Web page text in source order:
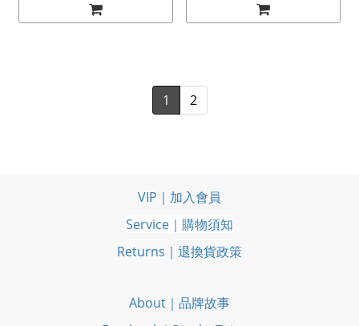
1 2
VIP｜加入會員
Service｜購物須知
Returns｜退換貨政策
About｜品牌故事